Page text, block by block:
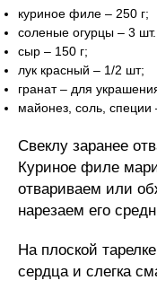
куриное филе – 250 г;
соленые огурцы – 3
сыр – 150 г;
лук красный – 1/2 шт;
гранат – для
майонез, соль, специи
Свеклу заранее
Куриное филе
отвариваем или
нарезаем его
На плоской
сердца и слегка